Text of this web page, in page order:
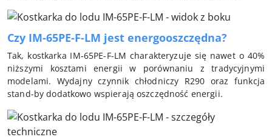
Czy IM-65PE-F-LM jest energooszczędna?
Tak, kostkarka IM-65PE-F-LM charakteryzuje się nawet o 40%
niższymi kosztami energii w porównaniu z tradycyjnymi
modelami. Wydajny czynnik chłodniczy R290 oraz funkcja
stand-by dodatkowo wspierają oszczędność energii.